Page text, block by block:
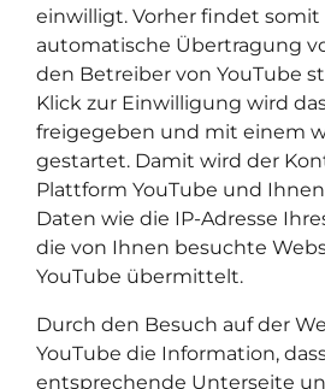
einwilligt. Vorher findet somit
automatische Übertragung
den Betreiber von YouTube
Klick zur Einwilligung wird
freigegeben und mit einem
gestartet. Damit wird der
Plattform YouTube und
Daten wie die IP-Adresse
die von Ihnen besuchte
YouTube übermittelt.
Durch den Besuch auf der
YouTube die Information,
entsprechende Unterseite